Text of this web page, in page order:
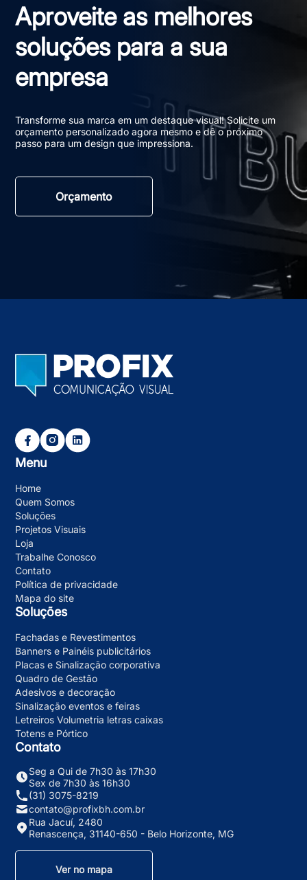
Aproveite as melhores
soluções para a sua
empresa
Transforme sua marca em um destaque visual! Solicite um
orçamento personalizado agora mesmo e dê o próximo
passo para um design que impressiona.
Orçamento
Menu
Home
Quem Somos
Soluções
Projetos Visuais
Loja
Trabalhe Conosco
Contato
Política de privacidade
Mapa do site
Soluções
Fachadas e Revestimentos
Banners e Painéis publicitários
Placas e Sinalização corporativa
Quadro de Gestão
Adesivos e decoração
Sinalização eventos e feiras
Letreiros Volumetria letras caixas
Totens e Pórtico
Contato
Seg a Qui de 7h30 às 17h30
Sex de 7h30 às 16h30
(31) 3075-8219
contato@profixbh.com.br
Rua Jacuí, 2480
Renascença, 31140-650 - Belo Horizonte, MG
Ver no mapa